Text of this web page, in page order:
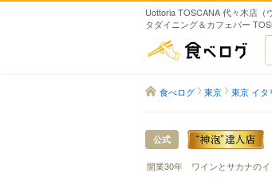
Uottoria TOSCANA 代々木店（
タダイニング＆カフェバー
食
食べログ 東京 東京 イタ
公式
開業30年 ワインとサカナのイ